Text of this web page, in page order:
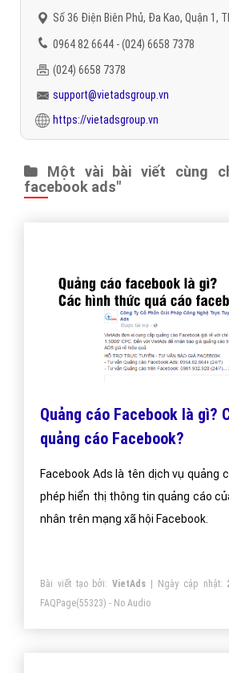
Số 36 Điện Biên Phủ, Đa Kao, Quận 1,
0964 82 6644 - (024) 6658 7378
(024) 6658 7378
support@vietadsgroup.vn
https://vietadsgroup.vn
Một vài bài viết cùng
facebook ads"
Quảng cáo Facebook là gì?
quảng cáo Facebook?
Facebook Ads là tên dịch vụ quảng
phép hiển thị thông tin quảng cáo
nhân trên mạng xã hội Facebook.
Bài viết tạo bởi:VietAds | Ngày cập nhật:
FAQPage(55323) - No Audio